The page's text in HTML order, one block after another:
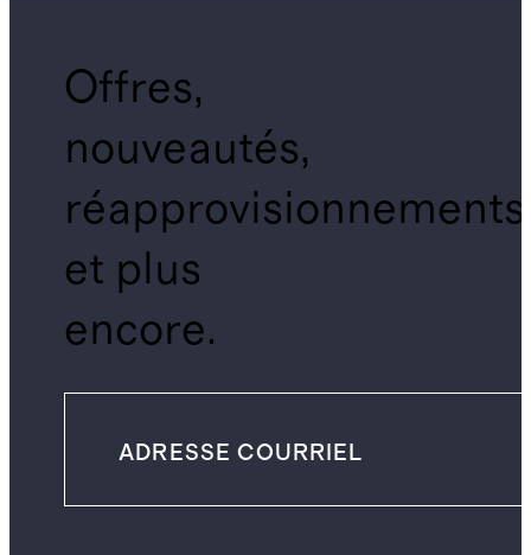
Offres,
nouveautés,
réapprovisionnements
et plus
encore.